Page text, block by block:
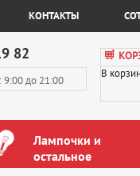
КОНТАКТЫ
82
9:00 до 21:00
В
Лампочки и
остальное